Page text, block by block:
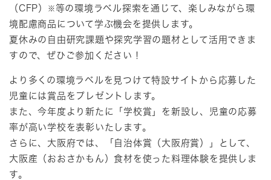
（CFP）
※ 等の環境ラベル探索を通じて、楽しみながら環
境配慮商品について学ぶ機会を提供します。
夏休みの自由研究課題や探究学習の題材として活用できま
すので、ぜひご参加ください！
より多くの環境ラベルを見つけて特設サイトから応募した
児童には賞品をプレゼントします。
また、今年度より新たに「学校賞」を新設し、児童の応募
率が高い学校を表彰いたします。
さらに、大阪府では、「自治体賞（大阪府賞）」として、
大阪産（おおさかもん）食材を使った料理体験を提供しま
す。